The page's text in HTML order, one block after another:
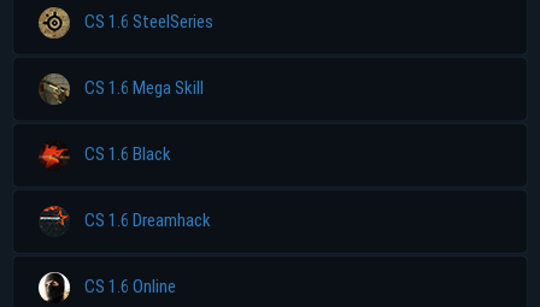
CS 1.6 SteelSeries
CS 1.6 Mega Skill
CS 1.6 Black
CS 1.6 Dreamhack
CS 1.6 Online